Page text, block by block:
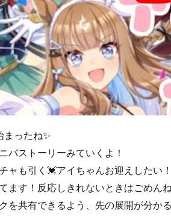
まったね✨
バストーリーみていくよ！
ャも引く💓アイちゃんお迎えしたい！
ます！反応しきれないときはごめんね
を共有できるよう、先の展開が分か